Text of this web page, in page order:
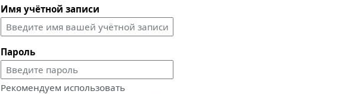
Имя учётной записи
Пароль
Рекомендуем использовать